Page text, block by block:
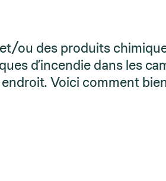
ou des produits
d’incendie dans les
Voici comment